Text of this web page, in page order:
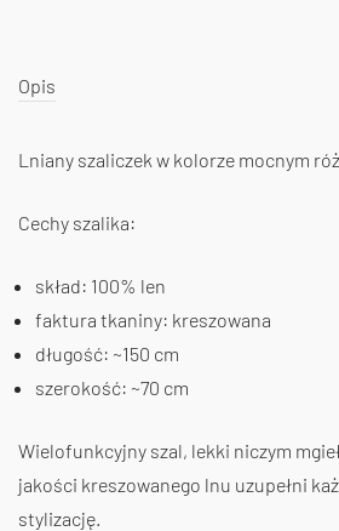
Opis
Lniany szaliczek w kolorze mocnym
Cechy szalika:
skład: 100% len
faktura tkaniny: kreszowana
długość: ~150 cm
szerokość: ~70 cm
Wielofunkcyjny szal, lekki niczym
jakości kreszowanego lnu uzupełni
stylizację.